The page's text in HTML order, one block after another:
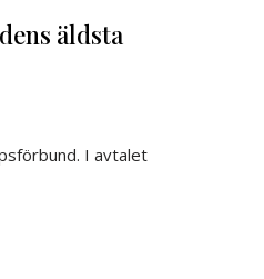
äldsta
I avtalet